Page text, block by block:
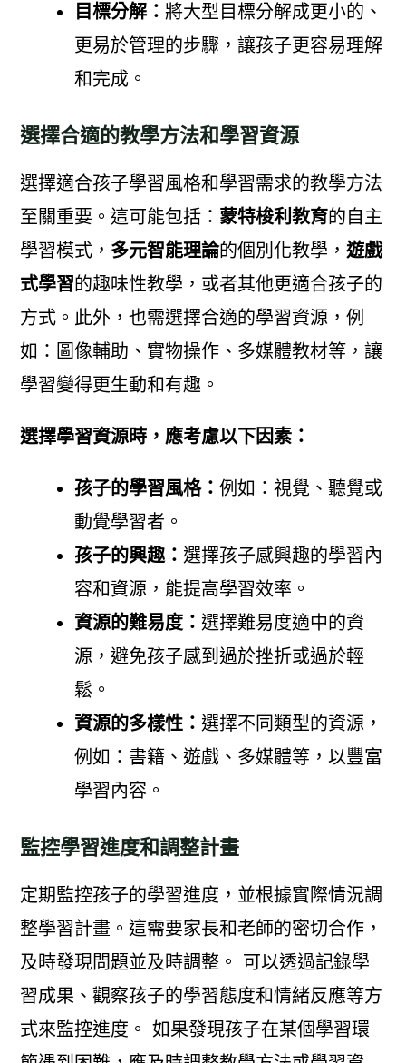
目標分解： 將大型目標分解成更小的、
更易於管理的步驟，讓孩子更容易理解
和完成。
選擇合適的教學方法和學習資源
選擇適合孩子學習風格和學習需求的教學方法
至關重要。這可能包括： 蒙特梭利教育的自主
學習模式， 多元智能理論的個別化教學， 遊戲
式學習的趣味性教學，或者其他更適合孩子的
方式。此外，也需選擇合適的學習資源，例
如：圖像輔助、實物操作、多媒體教材等，讓
學習變得更生動和有趣。
選擇學習資源時，應考慮以下因素：
孩子的學習風格： 例如：視覺、聽覺或
動覺學習者。
孩子的興趣： 選擇孩子感興趣的學習內
容和資源，能提高學習效率。
資源的難易度： 選擇難易度適中的資
源，避免孩子感到過於挫折或過於輕
鬆。
資源的多樣性： 選擇不同類型的資源，
例如：書籍、遊戲、多媒體等，以豐富
學習內容。
監控學習進度和調整計畫
定期監控孩子的學習進度，並根據實際情況調
整學習計畫。這需要家長和老師的密切合作，
及時發現問題並及時調整。 可以透過記錄學
習成果、觀察孩子的學習態度和情緒反應等方
式來監控進度。 如果發現孩子在某個學習環